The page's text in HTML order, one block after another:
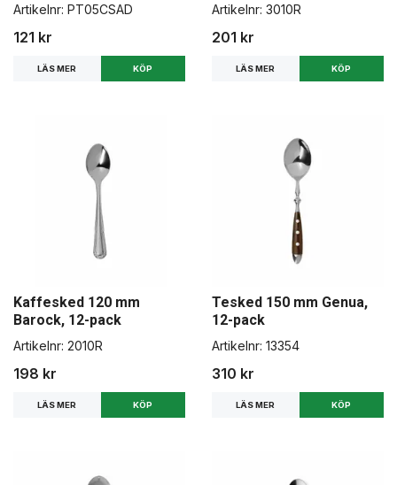
Artikelnr: PT05CSAD
121 kr
LÄS MER
Artikelnr: 3010R
201 kr
LÄS MER
Kaffesked 120 mm
Barock, 12-pack
Artikelnr: 2010R
198 kr
LÄS MER
Tesked 150 mm Genua,
12-pack
Artikelnr: 13354
310 kr
LÄS MER